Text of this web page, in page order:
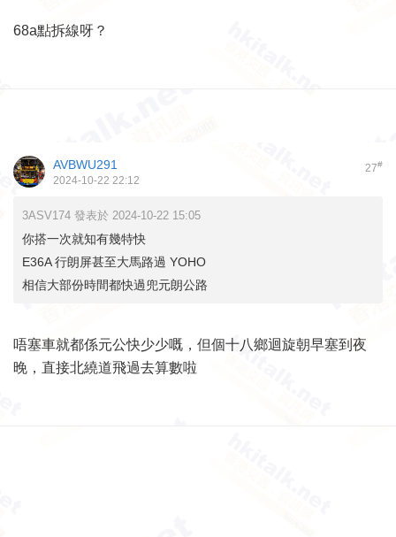
68a點拆線呀？
27#
AVBWU291
2024-10-22 22:12
3ASV174 發表於 2024-10-22 15:05
你搭一次就知有幾特快
E36A 行朗屏甚至大馬路過 YOHO
相信大部份時間都快過兜元朗公路
唔塞車就都係元公快少少嘅，但個十八鄉迴旋朝早塞到夜
晚，直接北繞道飛過去算數啦